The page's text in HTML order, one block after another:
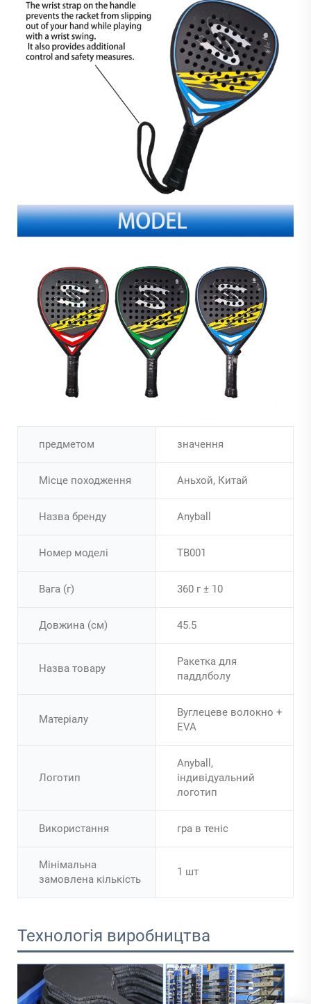
предметом значення
Місце походження Аньхой, Китай
Назва бренду Anyball
Номер моделі TB001
Вага (г) 360 г ± 10
Довжина (см) 45.5
Назва товару
Ракетка для
паддлболу
Матеріалу
Вуглецеве волокно +
EVA
Логотип
Anyball,
індивідуальний
логотип
Використання гра в теніс
Мінімальна
замовлена кількість
1 шт
Технологія виробництва